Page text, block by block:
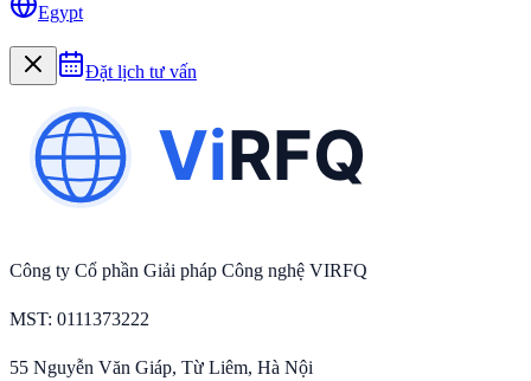
Egypt
Đặt lịch tư vấn
Công ty Cổ phần Giải pháp Công nghệ VIRFQ
MST: 0111373222
55 Nguyễn Văn Giáp, Từ Liêm, Hà Nội